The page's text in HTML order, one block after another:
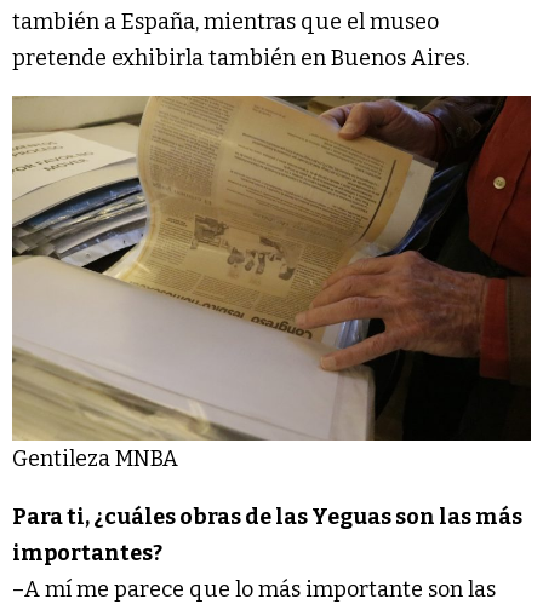
también a España, mientras que el museo
pretende exhibirla también en Buenos Aires.
Gentileza MNBA
Para ti, ¿cuáles obras de las Yeguas son las más
importantes?
–A mí me parece que lo más importante son las